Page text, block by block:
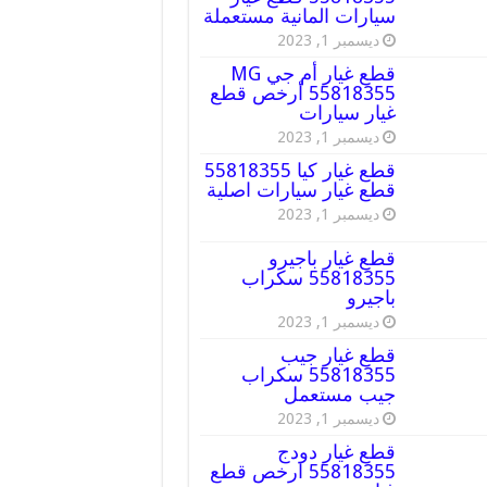
سيارات المانية مستعملة
ديسمبر 1, 2023
قطع غيار أم جي MG
55818355 أرخص قطع
غيار سيارات
ديسمبر 1, 2023
قطع غيار كيا 55818355
قطع غيار سيارات اصلية
ديسمبر 1, 2023
قطع غيار باجيرو
55818355 سكراب
باجيرو
ديسمبر 1, 2023
قطع غيار جيب
55818355 سكراب
جيب مستعمل
ديسمبر 1, 2023
قطع غيار دودج
55818355 ارخص قطع